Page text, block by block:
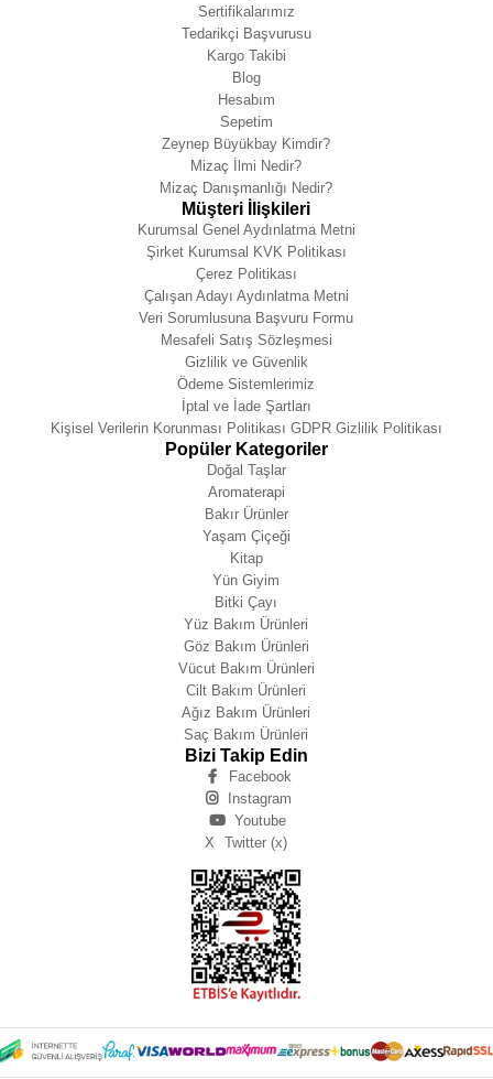
Sertifikalarımız
Tedarikçi Başvurusu
Kargo Takibi
Blog
Hesabım
Sepetim
Zeynep Büyükbay Kimdir?
Mizaç İlmi Nedir?
Mizaç Danışmanlığı Nedir?
Müşteri İlişkileri
Kurumsal Genel Aydınlatma Metni
Şirket Kurumsal KVK Politikası
Çerez Politikası
Çalışan Adayı Aydınlatma Metni
Veri Sorumlusuna Başvuru Formu
Mesafeli Satış Sözleşmesi
Gizlilik ve Güvenlik
Ödeme Sistemlerimiz
İptal ve İade Şartları
Kişisel Verilerin Korunması Politikası GDPR Gizlilik Politikası
Popüler Kategoriler
Doğal Taşlar
Aromaterapi
Bakır Ürünler
Yaşam Çiçeği
Kitap
Yün Giyim
Bitki Çayı
Yüz Bakım Ürünleri
Göz Bakım Ürünleri
Vücut Bakım Ürünleri
Cilt Bakım Ürünleri
Ağız Bakım Ürünleri
Saç Bakım Ürünleri
Bizi Takip Edin
Facebook
Instagram
Youtube
X
Twitter (x)